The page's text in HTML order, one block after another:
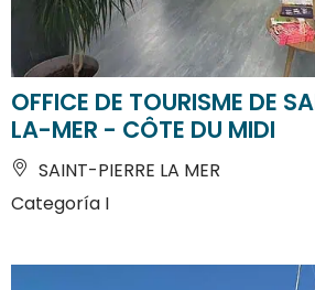
OFFICE DE TOURISME DE
LA-MER - CÔTE DU MIDI
SAINT-PIERRE LA MER
Categoría I